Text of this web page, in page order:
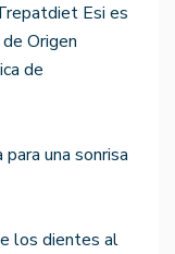
Esi es
Origen
de
una sonrisa
los dientes al